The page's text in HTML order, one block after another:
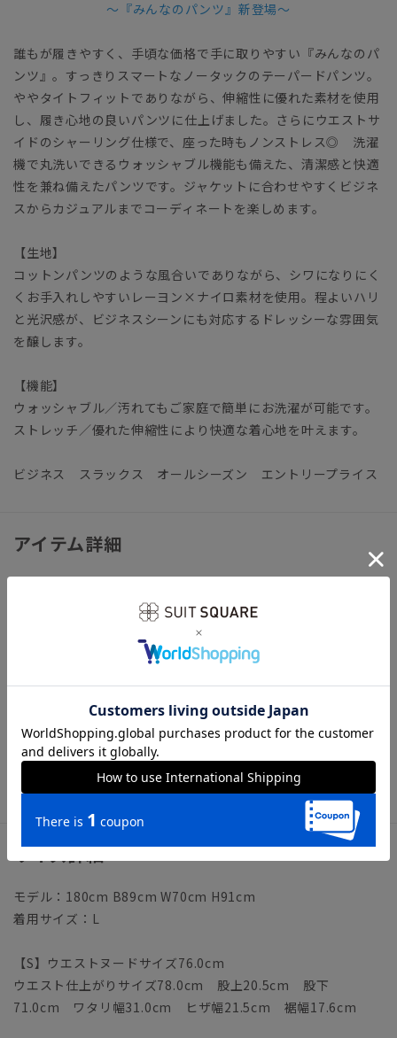
～『みんなのパンツ』新登場～
誰もが履きやすく、手頃な価格で手に取りやすい『みんなのパ
ンツ』。すっきりスマートなノータックのテーパードパンツ。
ややタイトフィットでありながら、伸縮性に優れた素材を使用
し、履き心地の良いパンツに仕上げました。さらにウエストサ
イドのシャーリング仕様で、座った時もノンストレス◎ 洗濯
機で丸洗いできるウォッシャブル機能も備えた、清潔感と快適
性を兼ね備えたパンツです。ジャケットに合わせやすくビジネ
スからカジュアルまでコーディネートを楽しめます。
【生地】
コットンパンツのような風合いでありながら、シワになりにく
くお手入れしやすいレーヨン×ナイロ素材を使用。程よいハリ
と光沢感が、ビジネスシーンにも対応するドレッシーな雰囲気
を醸します。
【機能】
ウォッシャブル／汚れてもご家庭で簡単にお洗濯が可能です。
ストレッチ／優れた伸縮性により快適な着心地を叶えます。
ビジネス スラックス オールシーズン エントリープライス
アイテム詳細
【裾】タタキ仕上げ（裾上げ済み：裾上げは受付対象外となり
【洗濯表示】ドライクリーニング・家庭洗濯可《洗濯機可（ネ
※お届けする商品の下げ札・タグに記載の品番は「AP6501-
11」と印字しておりますが、こちらの「AP6501-A-11」と同
一商品となります。予めご了承くださいませ。
サイズ詳細
モデル：180cm B89cm W70cm H91cm
着用サイズ：L
【S】ウエストヌードサイズ76.0cm
ウエスト仕上がりサイズ78.0cm 股上20.5cm 股下
71.0cm ワタリ幅31.0cm ヒザ幅21.5cm 裾幅17.6cm